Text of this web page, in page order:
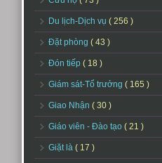
Du lịch-Dịch vụ ( 256 )
Đặt phòng ( 43 )
Đón tiếp ( 18 )
Giám sát-Tổ trưởng ( 165 )
Giao Nhận ( 30 )
Giáo viên - Đào tạo ( 21 )
Giặt là ( 17 )